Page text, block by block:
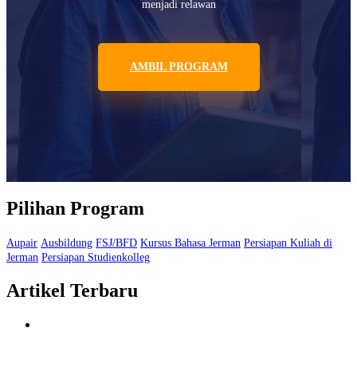
menjadi relawan
AMBIL PROGRAM
Pilihan Program
Aupair Ausbildung FSJ/BFD Kursus Bahasa Jerman Persiapan Kuliah di
Jerman Persiapan Studienkolleg
Artikel Terbaru